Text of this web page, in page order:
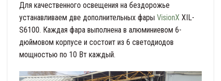
Для качественного освещения на бездорожье
устанавливаем две дополнительных фары VisionX XIL-
S6100. Каждая фара выполнена в алюминиевом 6-
дюймовом корпусе и состоит из 6 светодиодов
мощностью по 10 Вт каждый.